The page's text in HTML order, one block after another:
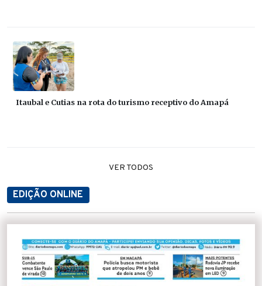
Itaubal e Cutias na rota do turismo receptivo do Amapá
VER TODOS
EDIÇÃO ONLINE